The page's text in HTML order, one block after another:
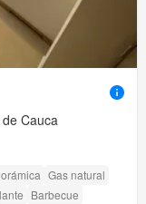
Cauca
Gas natural
Barbecue